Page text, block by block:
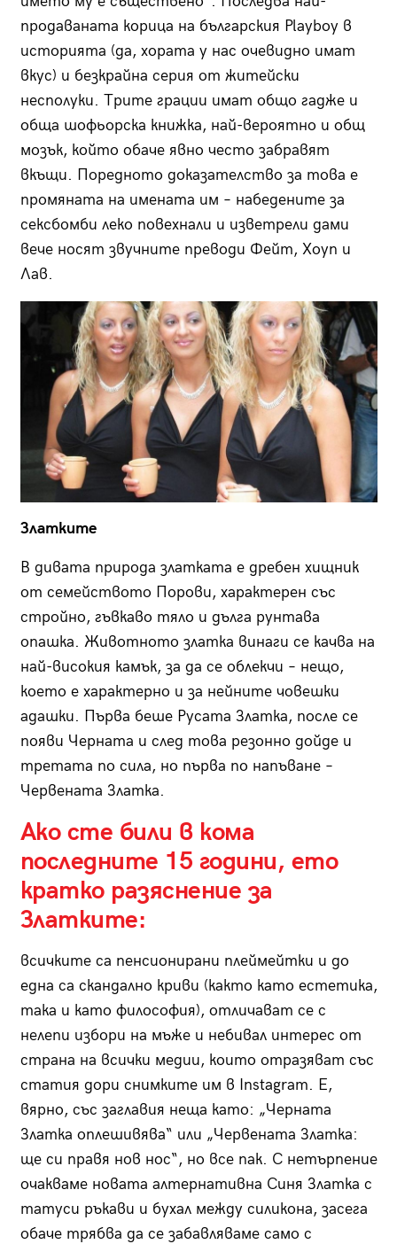
продаваната корица на българския Playboy в
историята (да, хората у нас очевидно имат
вкус) и безкрайна серия от житейски
несполуки. Трите грации имат общо гадже и
обща шофьорска книжка, най-вероятно и общ
мозък, който обаче явно често забравят
вкъщи. Поредното доказателство за това е
промяната на имената им – набедените за
сексбомби леко повехнали и изветрели дами
вече носят звучните преводи Фейт, Хоуп и
Лав.
Златките
В дивата природа златката е дребен хищник
от семейството Порови, характерен със
стройно, гъвкаво тяло и дълга рунтава
опашка. Животното златка винаги се качва на
най-високия камък, за да се облекчи – нещо,
което е характерно и за нейните човешки
адашки. Първа беше Русата Златка, после се
появи Черната и след това резонно дойде и
третата по сила, но първа по напъване –
Червената Златка.
Ако сте били в кома
последните 15 години, ето
кратко разяснение за
Златките:
всичките са пенсионирани плеймейтки и до
една са скандално криви (както като естетика,
така и като философия), отличават се с
нелепи избори на мъже и небивал интерес от
страна на всички медии, които отразяват със
статия дори снимките им в Instagram. Е,
вярно, със заглавия неща като: „Черната
Златка оплешивява“ или „Червената Златка:
ще си правя нов нос“, но все пак. С нетърпение
очакваме новата алтернативна Синя Златка с
татуси ръкави и бухал между силикона, засега
обаче трябва да се забавляваме само с